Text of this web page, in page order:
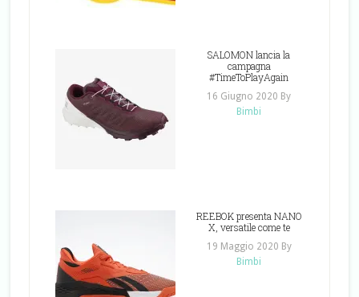
SALOMON lancia la
campagna
#TimeToPlayAgain
16 Giugno 2020 By
Bimbi
REEBOK presenta NANO
X, versatile come te
19 Maggio 2020 By
Bimbi